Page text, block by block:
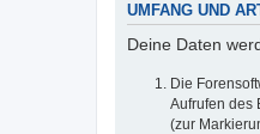
UMFANG UND
Deine Daten
Die
Aufrufen des
(zur